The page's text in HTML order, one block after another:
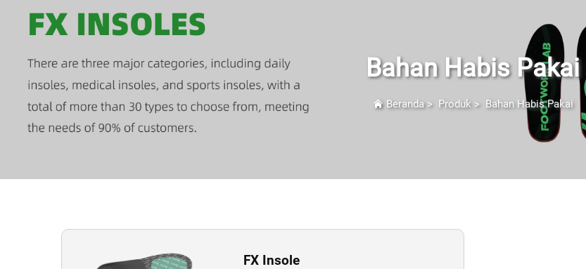
Bahan Habis Pakai
Beranda> Produk> Bahan Habis Pakai
FX Insole